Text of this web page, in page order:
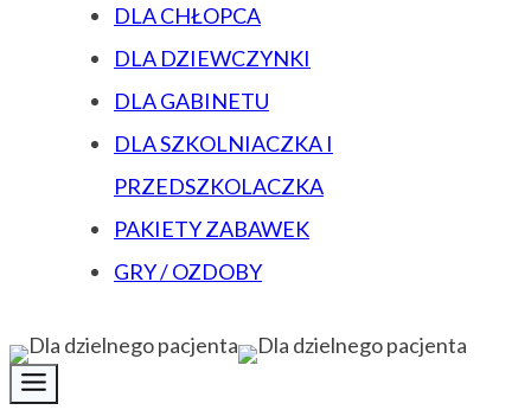
DLA CHŁOPCA
DLA DZIEWCZYNKI
DLA GABINETU
DLA SZKOLNIACZKA I
PRZEDSZKOLACZKA
PAKIETY ZABAWEK
GRY / OZDOBY